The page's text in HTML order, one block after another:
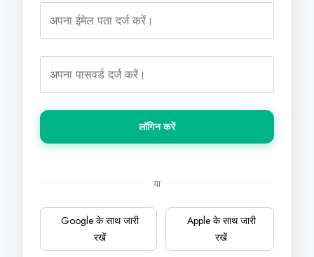
लॉगिन करें
या
Google के साथ जारी
रखें
Apple के साथ जारी
रखें